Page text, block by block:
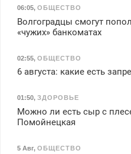
06:05, ОБЩЕСТВО
Волгоградцы смогут
«чужих» банкоматах
02:55, ОБЩЕСТВО
6 августа: какие есть
01:50, ЗДОРОВЬЕ
Можно ли есть сыр с
Помойнецкая
5 Авг, ОБЩЕСТВО